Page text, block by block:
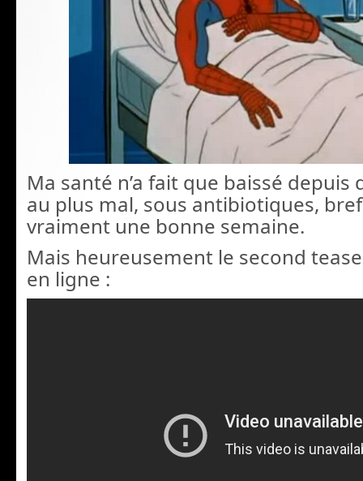
Ma santé n’a fait que baissé depuis
au plus mal, sous antibiotiques,
vraiment une bonne semaine.
Mais heureusement le second
en ligne :